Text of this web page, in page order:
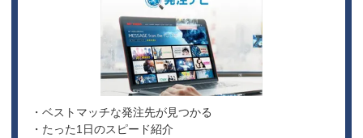
・ベストマッチな発注先が見つかる
・たった1日のスピード紹介